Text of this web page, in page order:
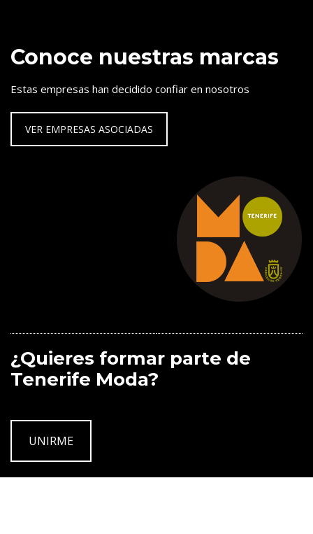
Conoce nuestras marcas
Estas empresas han decidido confiar en nosotros
VER EMPRESAS ASOCIADAS
¿Quieres formar parte de
Tenerife Moda?
UNIRME